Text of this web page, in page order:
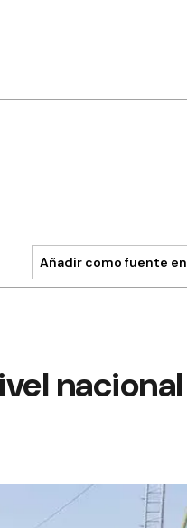
Añadir como fuente en
nacional